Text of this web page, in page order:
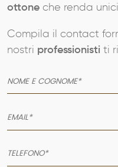
PRODOTTI
PORTFOLIO
CONTATTI
ottone che renda
Compila il contact
nostri professionisti ti